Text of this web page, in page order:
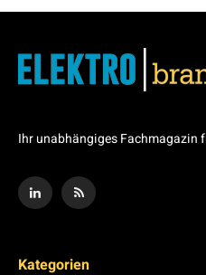
Ihr unabhängiges Fachmagazin
Kategorien